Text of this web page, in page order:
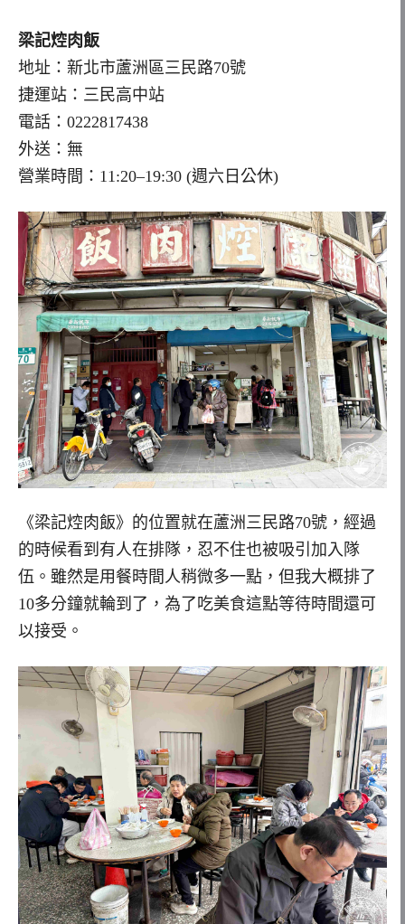
梁記焢肉飯
地址：新北市蘆洲區三民路70號
捷運站：三民高中站
電話：0222817438
外送：無
營業時間：11:20–19:30 (週六日公休)
《梁記焢肉飯》的位置就在蘆洲三民路70號，經過
的時候看到有人在排隊，忍不住也被吸引加入隊
伍。雖然是用餐時間人稍微多一點，但我大概排了
10多分鐘就輪到了，為了吃美食這點等待時間還可
以接受。